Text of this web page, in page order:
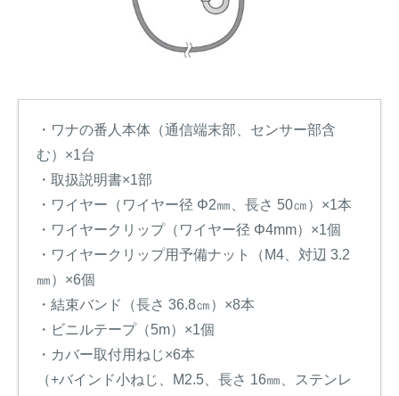
・ワナの番人本体（通信端末部、センサー部含
む）×1台
・取扱説明書×1部
・ワイヤー（ワイヤー径 Φ2㎜、長さ 50㎝）×1本
・ワイヤークリップ（ワイヤー径 Φ4mm）×1個
・ワイヤークリップ用予備ナット（M4、対辺 3.2
㎜）×6個
・結束バンド（長さ 36.8㎝）×8本
・ビニルテープ（5m）×1個
・カバー取付用ねじ×6本
（+バインド小ねじ、M2.5、長さ 16㎜、ステンレ